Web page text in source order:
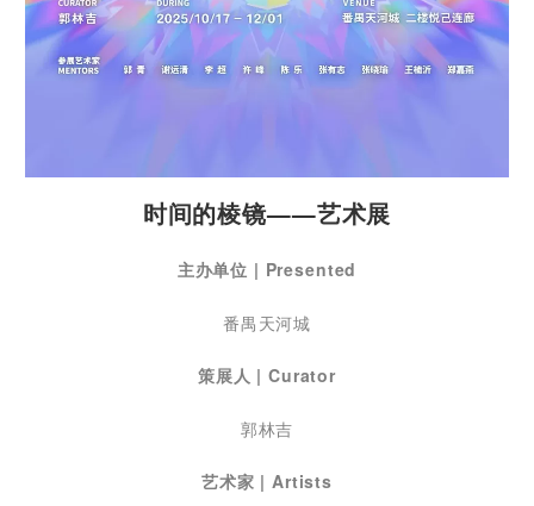
时间的棱镜——艺术展
主办单位 | Presented
番禺天河城
策展人 |Curator
郭林吉
艺术家 | Artists